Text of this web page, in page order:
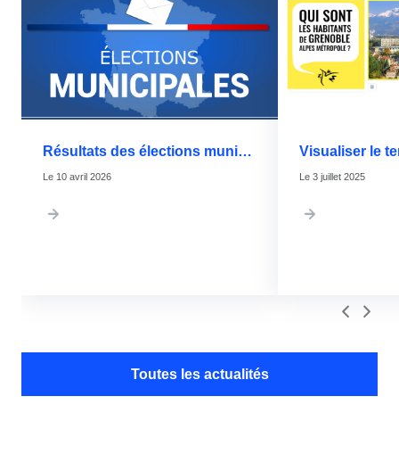
Résultats des élections municipales de Grenoble pour les 2 tours
10 avril 2026 3 juillet 2025
Toutes les actualités